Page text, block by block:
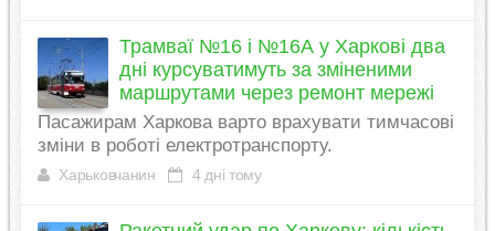
Трамваї №16 і №16А у Харкові два
дні курсуватимуть за зміненими
маршрутами через ремонт мережі
Пасажирам Харкова варто врахувати тимчасові
зміни в роботі електротранспорту.
Харьковчанин 4 дні тому